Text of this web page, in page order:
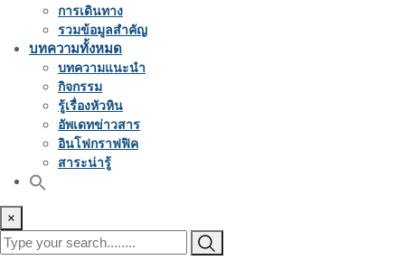
การเดินทาง
รวมข้อมูลสำคัญ
บทความทั้งหมด
บทความแนะนำ
กิจกรรม
รู้เรื่องหัวหิน
อัพเดทข่าวสาร
อินโฟกราฟฟิค
สาระน่ารู้
×